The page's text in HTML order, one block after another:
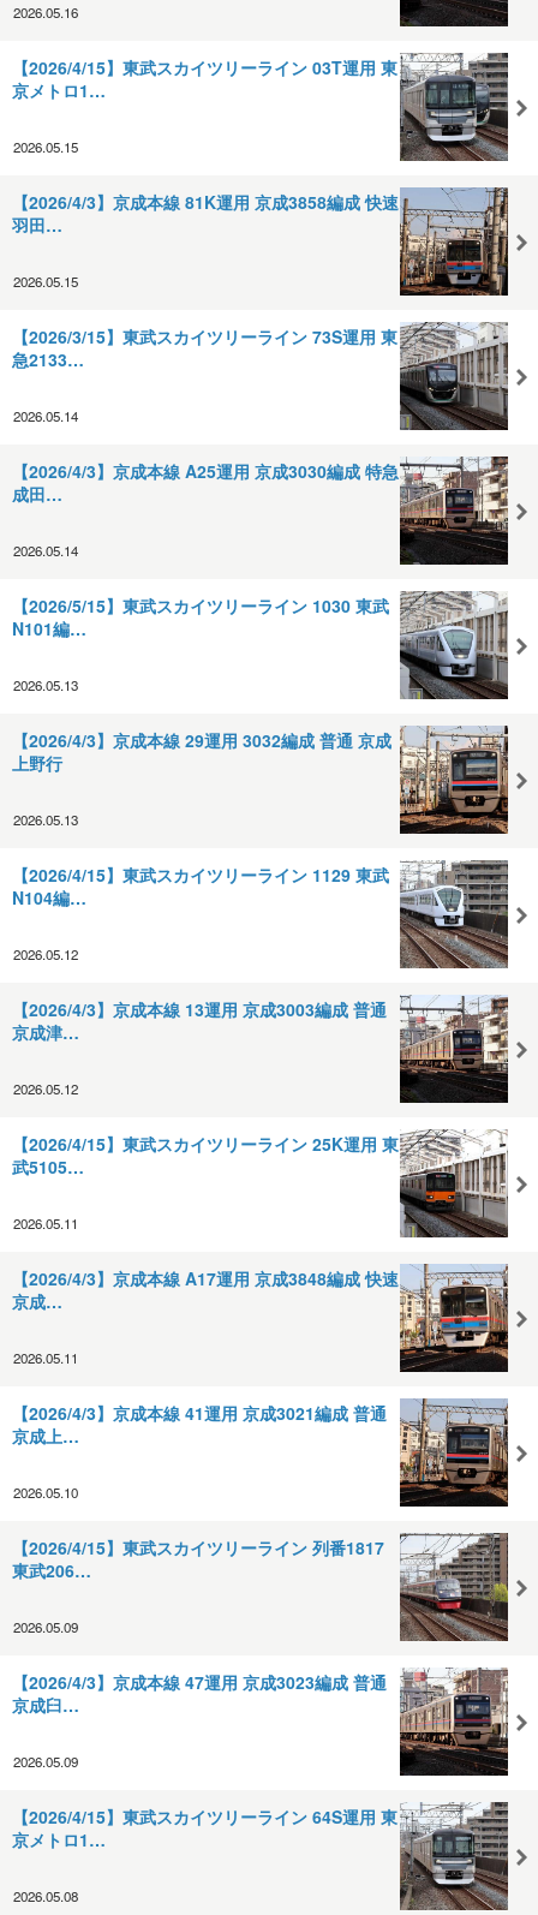
2026.05.16
【2026/4/15】東武スカイツリーライン 03T運用 東
京メトロ1…
2026.05.15
【2026/4/3】京成本線 81K運用 京成3858編成 快速
羽田…
2026.05.15
【2026/3/15】東武スカイツリーライン 73S運用 東
急2133…
2026.05.14
【2026/4/3】京成本線 A25運用 京成3030編成 特急
成田…
2026.05.14
【2026/5/15】東武スカイツリーライン 1030 東武
N101編…
2026.05.13
【2026/4/3】京成本線 29運用 3032編成 普通 京成
上野行
2026.05.13
【2026/4/15】東武スカイツリーライン 1129 東武
N104編…
2026.05.12
【2026/4/3】京成本線 13運用 京成3003編成 普通
京成津…
2026.05.12
【2026/4/15】東武スカイツリーライン 25K運用 東
武5105…
2026.05.11
【2026/4/3】京成本線 A17運用 京成3848編成 快速
京成…
2026.05.11
【2026/4/3】京成本線 41運用 京成3021編成 普通
京成上…
2026.05.10
【2026/4/15】東武スカイツリーライン 列番1817
東武206…
2026.05.09
【2026/4/3】京成本線 47運用 京成3023編成 普通
京成臼…
2026.05.09
【2026/4/15】東武スカイツリーライン 64S運用 東
京メトロ1…
2026.05.08